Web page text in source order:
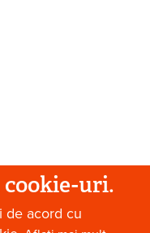
rezervate.
uri.
de acord cu